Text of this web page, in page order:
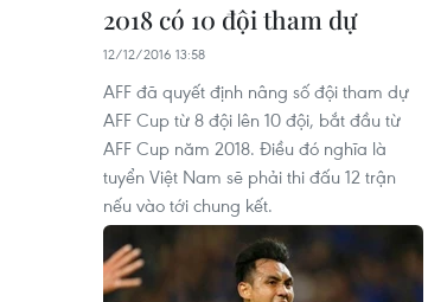
2018 có 10 đội tham dự
12/12/2016 13:58
AFF đã quyết định nâng số đội tham dự
AFF Cup từ 8 đội lên 10 đội, bắt đầu từ
AFF Cup năm 2018. Điều đó nghĩa là
tuyển Việt Nam sẽ phải thi đấu 12 trận
nếu vào tới chung kết.